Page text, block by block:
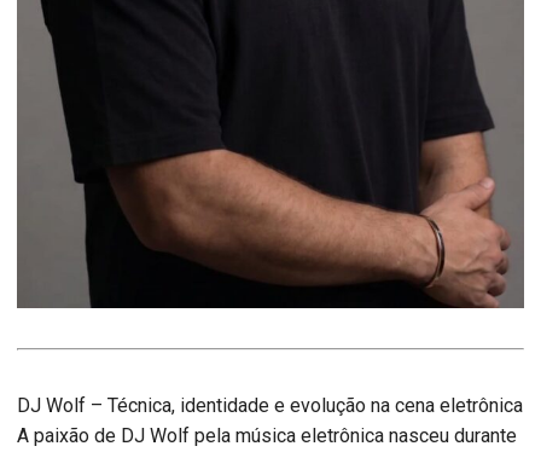
DJ Wolf – Técnica, identidade e evolução na cena eletrônica
A paixão de DJ Wolf pela música eletrônica nasceu durante